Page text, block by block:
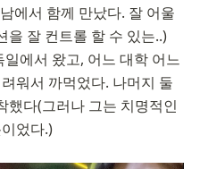
에서 함께 만났다. 잘 어울
을 잘 컨트롤 할 수 있는..)
에서 왔고, 어느 대학 어느
워서 까먹었다. 나머지 둘
했다(그러나 그는 치명적인
었다.)